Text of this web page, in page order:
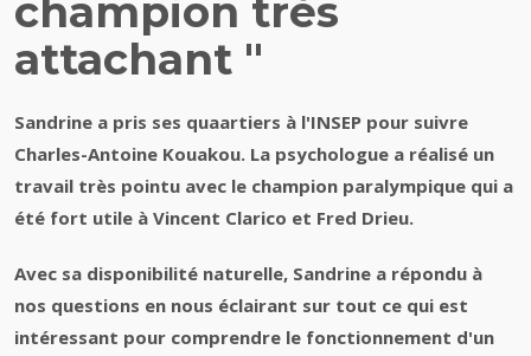
champion très
attachant "
Sandrine a pris ses quaartiers à l'INSEP pour suivre
Charles-Antoine Kouakou. La psychologue a réalisé un
travail très pointu avec le champion paralympique qui a
été fort utile à Vincent Clarico et Fred Drieu.
Avec sa disponibilité naturelle, Sandrine a répondu à
nos questions en nous éclairant sur tout ce qui est
intéressant pour comprendre le fonctionnement d'un